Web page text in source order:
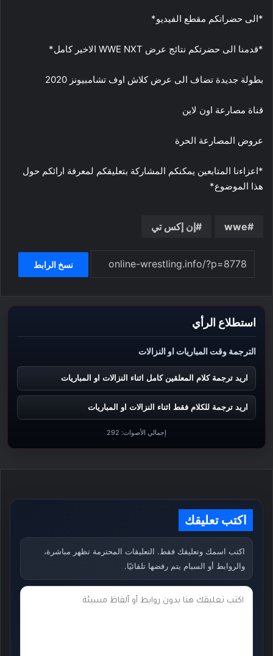
*الى حضراتكم مقطع الفيديو*
*قدمنا الى حضرتكم نتائج عرض WWE NXT الاخير كامل*
بطولة جديدة تضاف الى عرض كلاش اوف تشامبيونز 2020
قناة مصارعة اون لاين
عروض المصارعة الحرة
*اعزاءنا المتابعين يمكنكم المشاركة بتعليقكم لمعرفة ارائكم حول
هذا الموضوع*
wwe إن إكس تي
نسخ الرابط
استطلاع الرأي
الترجمة وقت المباريات او النزالات
اريد ترجمة كلام المعلقين كامل اثناء النزالات او المباريات
اريد ترجمة للكلام فقط اثناء النزالات او المباريات
إجمالي الأصوات: 292
اكتب تعليقك
اكتب اسمك وتعليقك فقط. التعليقات المحترمة تظهر مباشرة،
والروابط أو السبام يتم رفضها تلقائيًا.
ت